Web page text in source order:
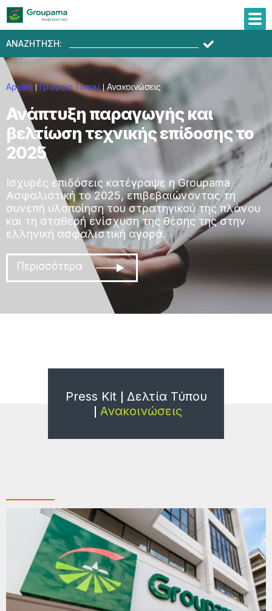
ΑΝΑΖΗΤΗΣΗ:
Αρχική Γραφείο Τύπου Ανακοινώσεις
Ανάπτυξη παραγωγής και
βελτίωση τεχνικής επίδοσης το
2025
Ισχυρές επιδόσεις κατέγραψε η Groupama
Ασφαλιστική το 2025, επιβεβαιώνοντας τη
συνεπή υλοποίηση του στρατηγικού της πλάνου
και τη σταθερή ενίσχυση της θέσης της στην
ελληνική ασφαλιστική αγορά.
Περισσότερα
Press Kit
Δελτία Τύπου
Ανακοινώσεις